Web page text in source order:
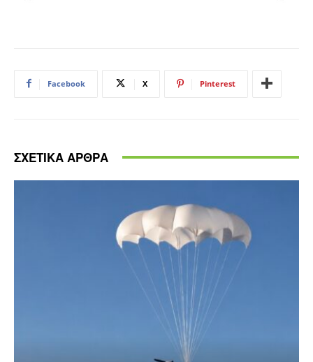
Facebook X Pinterest
ΣΧΕΤΙΚΑ ΑΡΘΡΑ